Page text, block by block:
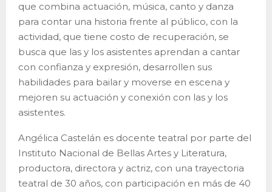
que combina actuación, música, canto y danza
para contar una historia frente al público, con la
actividad, que tiene costo de recuperación, se
busca que las y los asistentes aprendan a cantar
con confianza y expresión, desarrollen sus
habilidades para bailar y moverse en escena y
mejoren su actuación y conexión con las y los
asistentes.
Angélica Castelán es docente teatral por parte del
Instituto Nacional de Bellas Artes y Literatura,
productora, directora y actriz, con una trayectoria
teatral de 30 años, con participación en más de 40